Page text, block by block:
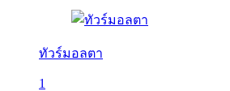
ทัวร์มอลตา
1